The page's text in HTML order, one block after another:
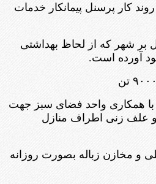
کار پرسنل پیمانکار خدمات
بر شهر که از لحاظ بهداشتی
آورده است.
همکاری واحد فضای سبز جهت
علف زنی اطراف منازل
و مخازن زباله بصورت روزانه